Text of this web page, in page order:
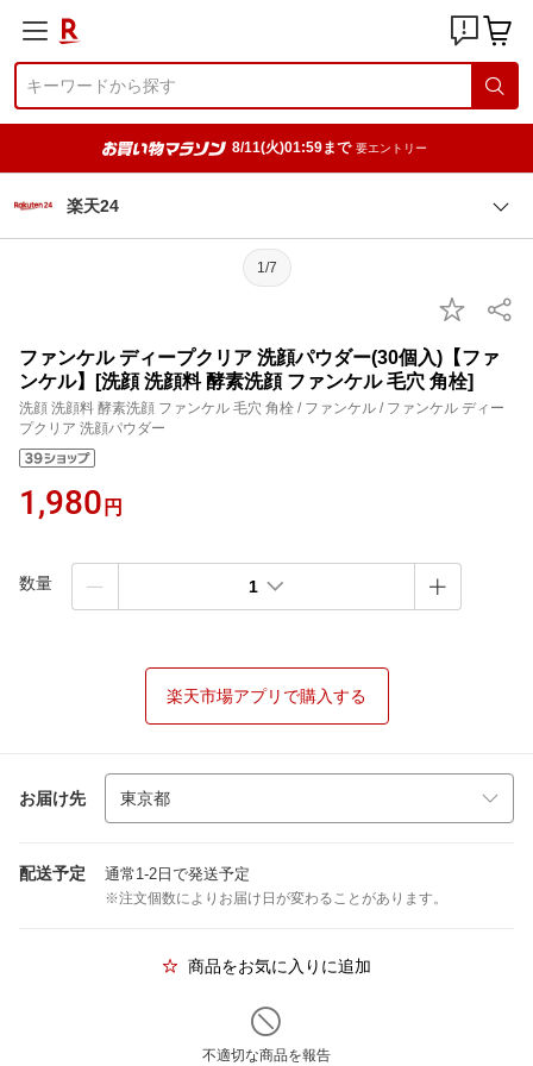
8/11(火)01:59まで 要エントリー
楽天24
1/7
ファンケル ディープクリア 洗顔パウダー(30個入)【ファ
ンケル】[洗顔 洗顔料 酵素洗顔 ファンケル 毛穴 角栓]
洗顔 洗顔料 酵素洗顔 ファンケル 毛穴 角栓 / ファンケル / ファンケル ディー
プクリア 洗顔パウダー
1,980 円
数量 1
楽天市場アプリで購入する
お届け先
配送予定 通常1-2日で発送予定
※注文個数によりお届け日が変わることがあります。
商品をお気に入りに追加
不適切な商品を報告